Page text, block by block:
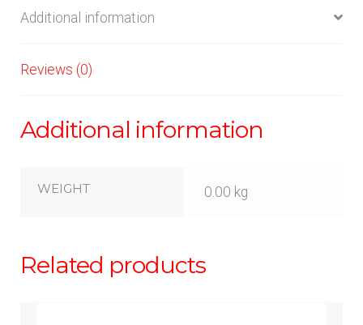
Additional information
Reviews (0)
Additional information
WEIGHT 0.00 kg
Related products